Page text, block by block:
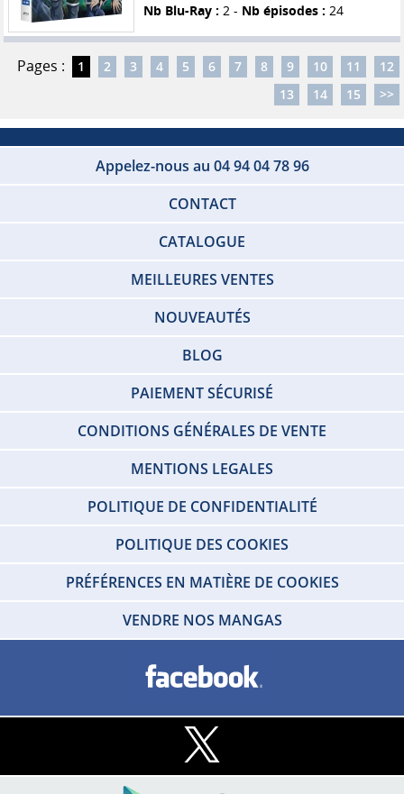
Nb Blu-Ray : 2 - Nb épisodes : 24
Pages : 1 2 3 4 5 6 7 8 9 10 11
12
13
14 15 >>
Appelez-nous au 04 94 04 78 96
CONTACT
CATALOGUE
MEILLEURES VENTES
NOUVEAUTÉS
BLOG
PAIEMENT SÉCURISÉ
CONDITIONS GÉNÉRALES DE VENTE
MENTIONS LEGALES
POLITIQUE DE CONFIDENTIALITÉ
POLITIQUE DES COOKIES
PRÉFÉRENCES EN MATIÈRE DE COOKIES
VENDRE NOS MANGAS